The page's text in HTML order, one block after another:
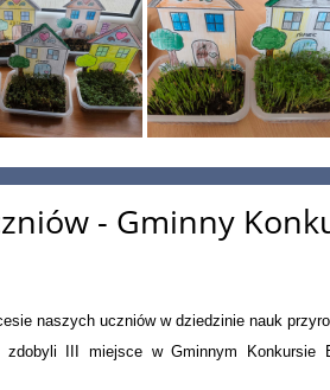
- Gminny
naszych uczniów w dziedzinie nauk
zdobyli III miejsce w Gminnym Konkursie